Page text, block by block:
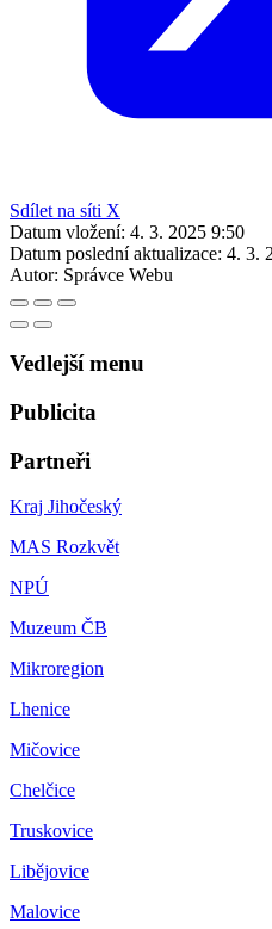
Sdílet na síti X
Datum vložení: 4. 3. 2025 9:50
Datum poslední aktualizace: 4. 3.
Autor: Správce Webu
Vedlejší menu
Publicita
Partneři
Kraj Jihočeský
MAS Rozkvět
NPÚ
Muzeum ČB
Mikroregion
Lhenice
Mičovice
Chelčice
Truskovice
Libějovice
Malovice